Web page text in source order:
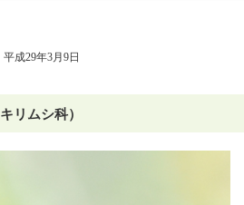
成29年3月9日
リムシ科）